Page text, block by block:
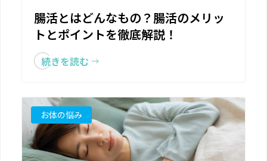
腸活とはどんなもの？腸活のメリッ
トとポイントを徹底解説！
続きを読む
お体の悩み